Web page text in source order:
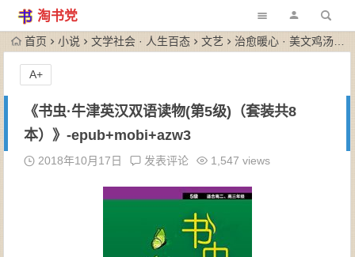
淘书党
首页 小说 文学社会 · 人生百态 文艺 治愈暖心 · 美文鸡汤
《书虫·牛津英汉双语读物(第5级)（套装共8
本）》-epub+mobi+azw3
2018年10月17日 发表评论 1,547 views
A+